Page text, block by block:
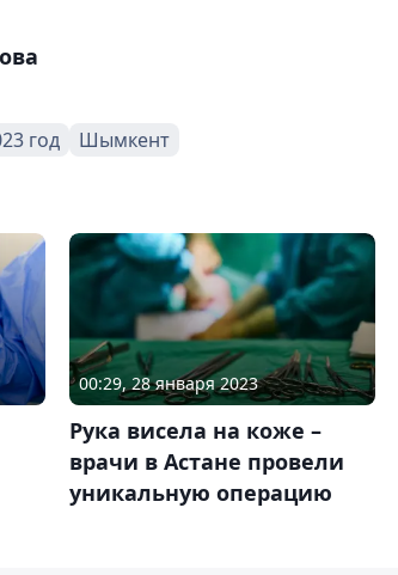
год Шымкент
00:29, 28 января 2023
Рука висела на коже –
врачи в Астане провели
уникальную операцию